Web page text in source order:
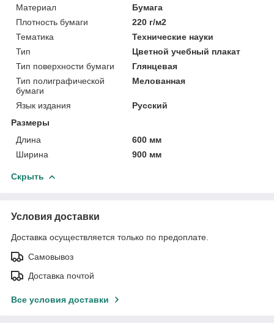
Материал
Бумага
Плотность бумаги
220 г/м2
Тематика
Технические науки
Тип
Цветной учебный плакат
Тип поверхности бумаги
Глянцевая
Тип полиграфической
бумаги
Мелованная
Язык издания
Русский
Размеры
Длина
600 мм
Ширина
900 мм
Скрыть
Условия доставки
Доставка осуществляется только по предоплате.
Самовывоз
Доставка почтой
Все условия доставки